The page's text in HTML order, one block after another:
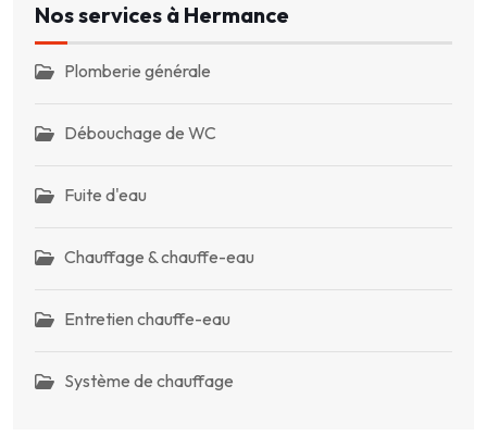
Nos services à Hermance
Plomberie générale
Débouchage de WC
Fuite d'eau
Chauffage & chauffe-eau
Entretien chauffe-eau
Système de chauffage